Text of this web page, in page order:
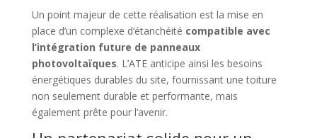
Un point majeur de cette réalisation est la mise en
place d’un complexe d’étanchéité compatible avec
l’intégration future de panneaux
photovoltaïques. L’ATE anticipe ainsi les besoins
énergétiques durables du site, fournissant une toiture
non seulement durable et performante, mais
également prête pour l’avenir.